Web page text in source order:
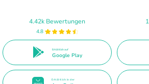
4.42k Bewertungen
4.8
Erhältlich auf
Google Play
Erhältlich in der